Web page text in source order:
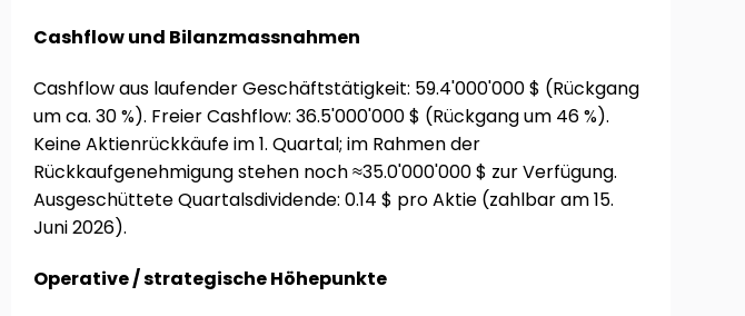
Cashflow und Bilanzmassnahmen
Cashflow aus laufender Geschäftstätigkeit: 59.4'000'000 $ (Rückgang
um ca. 30 %). Freier Cashflow: 36.5'000'000 $ (Rückgang um 46 %).
Keine Aktienrückkäufe im 1. Quartal; im Rahmen der
Rückkaufgenehmigung stehen noch ≈35.0'000'000 $ zur Verfügung.
Ausgeschüttete Quartalsdividende: 0.14 $ pro Aktie (zahlbar am 15.
Juni 2026).
Operative / strategische Höhepunkte